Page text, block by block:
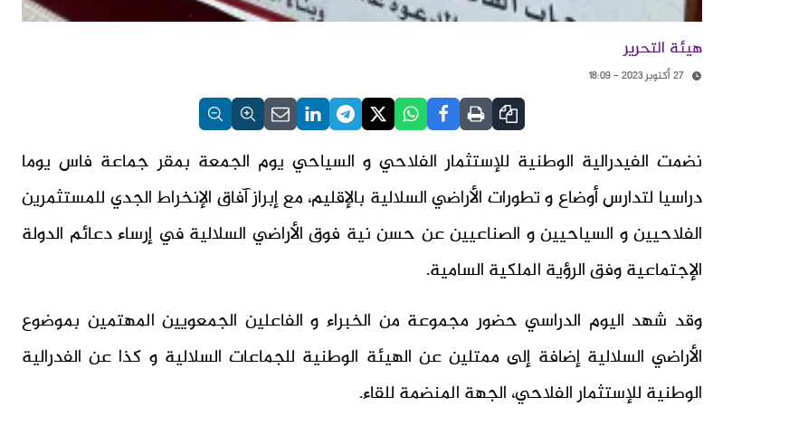
هيئة التحرير
27 أكتوبر 2023 - 18:09
نضمت الفيدرالية الوطنية للإستثمار الفلاحي و السياحي يوم الجمعة بمقر جماعة فاس يوما
دراسيا لتدارس أوضاع و تطورات الأراضي السلالية بالإقليم، مع إبراز آفاق الإنخراط الجدي للمستثمرين
الفلاحيين و السياحيين و الصناعيين عن حسن نية فوق الأراضي السلالية في إرساء دعائم الدولة
الإجتماعية وفق الرؤية الملكية السامية.
وقد شهد اليوم الدراسي حضور مجموعة من الخبراء و الفاعلين الجمعويين المهتمين بموضوع
الأراضي السلالية إضافة إلى ممتلين عن الهيئة الوطنية للجماعات السلالية و كذا عن الفدرالية
الوطنية للإستثمار الفلاحي، الجهة المنضمة للقاء.